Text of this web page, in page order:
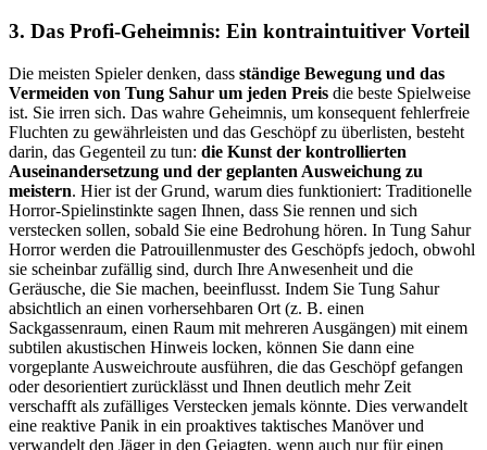
3. Das Profi-Geheimnis: Ein kontraintuitiver Vorteil
Die meisten Spieler denken, dass ständige Bewegung und das
Vermeiden von Tung Sahur um jeden Preis die beste Spielweise
ist. Sie irren sich. Das wahre Geheimnis, um konsequent fehlerfreie
Fluchten zu gewährleisten und das Geschöpf zu überlisten, besteht
darin, das Gegenteil zu tun: die Kunst der kontrollierten
Auseinandersetzung und der geplanten Ausweichung zu
meistern. Hier ist der Grund, warum dies funktioniert: Traditionelle
Horror-Spielinstinkte sagen Ihnen, dass Sie rennen und sich
verstecken sollen, sobald Sie eine Bedrohung hören. In Tung Sahur
Horror werden die Patrouillenmuster des Geschöpfs jedoch, obwohl
sie scheinbar zufällig sind, durch Ihre Anwesenheit und die
Geräusche, die Sie machen, beeinflusst. Indem Sie Tung Sahur
absichtlich an einen vorhersehbaren Ort (z. B. einen
Sackgassenraum, einen Raum mit mehreren Ausgängen) mit einem
subtilen akustischen Hinweis locken, können Sie dann eine
vorgeplante Ausweichroute ausführen, die das Geschöpf gefangen
oder desorientiert zurücklässt und Ihnen deutlich mehr Zeit
verschafft als zufälliges Verstecken jemals könnte. Dies verwandelt
eine reaktive Panik in ein proaktives taktisches Manöver und
verwandelt den Jäger in den Gejagten, wenn auch nur für einen